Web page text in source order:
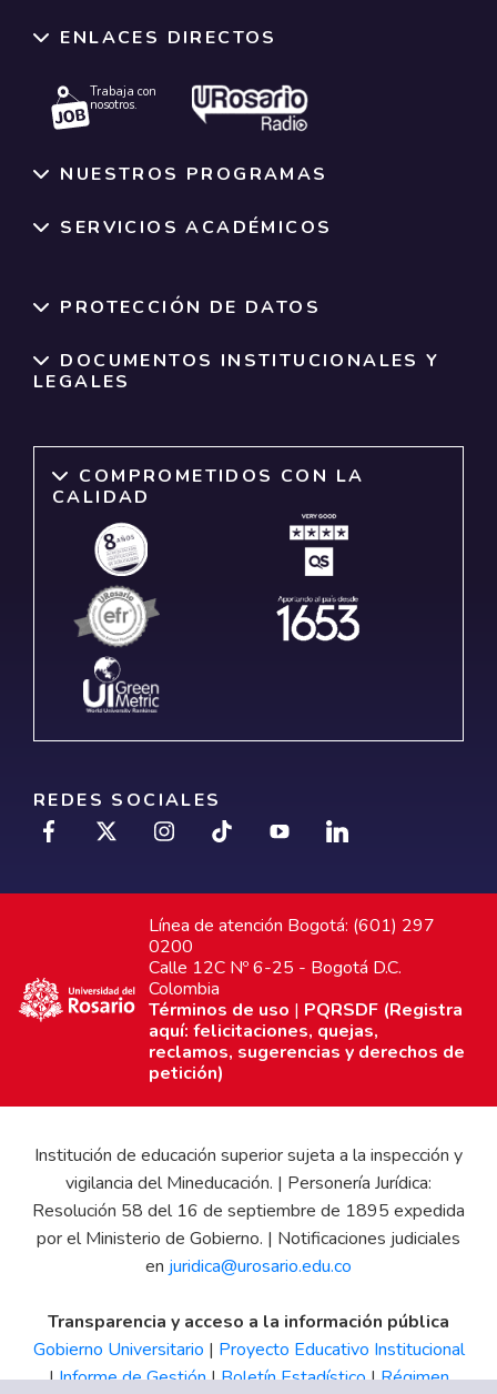
ENLACES DIRECTOS
Trabaja con
nosotros.
NUESTROS PROGRAMAS
SERVICIOS ACADÉMICOS
PROTECCIÓN DE DATOS
DOCUMENTOS INSTITUCIONALES Y
LEGALES
COMPROMETIDOS CON LA
CALIDAD
REDES SOCIALES
Línea de atención Bogotá: (601) 297
0200
Calle 12C Nº 6-25 - Bogotá D.C.
Colombia
Términos de uso | PQRSDF (Registra
aquí: felicitaciones, quejas,
reclamos, sugerencias y derechos de
petición)
Institución de educación superior sujeta a la inspección y
vigilancia del Mineducación. | Personería Jurídica:
Resolución 58 del 16 de septiembre de 1895 expedida
por el Ministerio de Gobierno. | Notificaciones judiciales
en juridica@urosario.edu.co
Transparencia y acceso a la información pública
Gobierno Universitario | Proyecto Educativo Institucional
|Informe de Gestión|Boletín Estadístico|Régimen